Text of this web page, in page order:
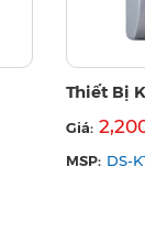
Thiết Bị
Giá:
MSP: DS-